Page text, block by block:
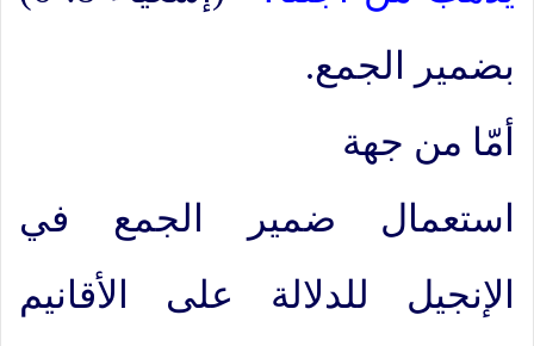
بضمير الجمع.
أمّا من جهة
استعمال ضمير الجمع في
الإنجيل للدلالة على الأقانيم